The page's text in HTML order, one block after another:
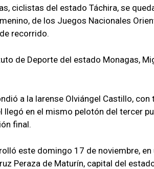
ciclistas del estado Táchira, se
de los Juegos Nacionales
recorrido.
de Deporte del estado Monagas,
a la larense Olviángel Castillo, con
llegó en el mismo pelotón del tercer
final.
este domingo 17 de noviembre, en
Peraza de Maturín, capital del